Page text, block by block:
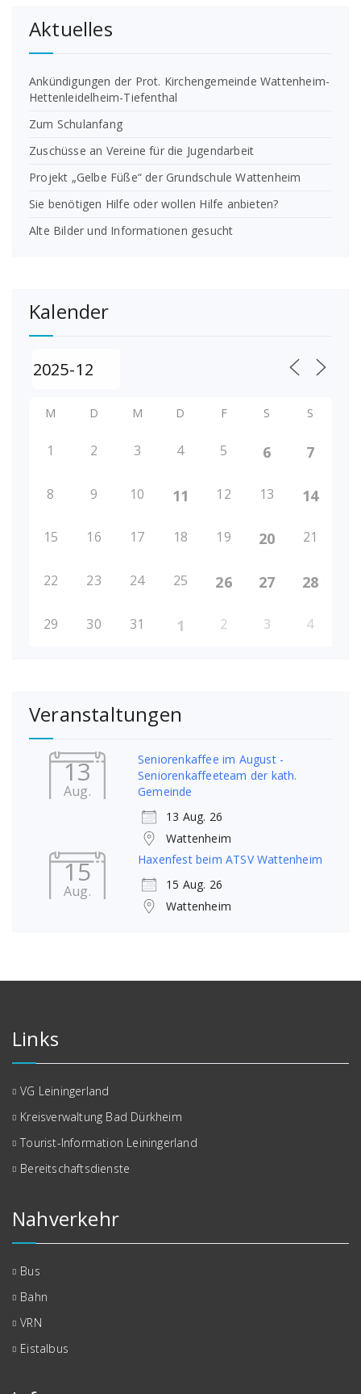
Aktuelles
Ankündigungen der Prot. Kirchengemeinde Wattenheim-
Hettenleidelheim-Tiefenthal
Zum Schulanfang
Zuschüsse an Vereine für die Jugendarbeit
Projekt „Gelbe Füße“ der Grundschule Wattenheim
Sie benötigen Hilfe oder wollen Hilfe anbieten?
Alte Bilder und Informationen gesucht
Kalender
M D M D F S S
1 2 3 4 5 6 7
8 9 10 11 12 13 14
15 16 17 18 19 20 21
22 23 24 25 26 27 28
29 30 31 1 2 3 4
Veranstaltungen
13
Aug.
Seniorenkaffee im August -
Seniorenkaffeeteam der kath.
Gemeinde
13 Aug. 26
Wattenheim
15
Aug.
Haxenfest beim ATSV Wattenheim
15 Aug. 26
Wattenheim
Links
VG Leiningerland
Kreisverwaltung Bad Dürkheim
Tourist-Information Leiningerland
Bereitschaftsdienste
Nahverkehr
Bus
Bahn
VRN
Eistalbus